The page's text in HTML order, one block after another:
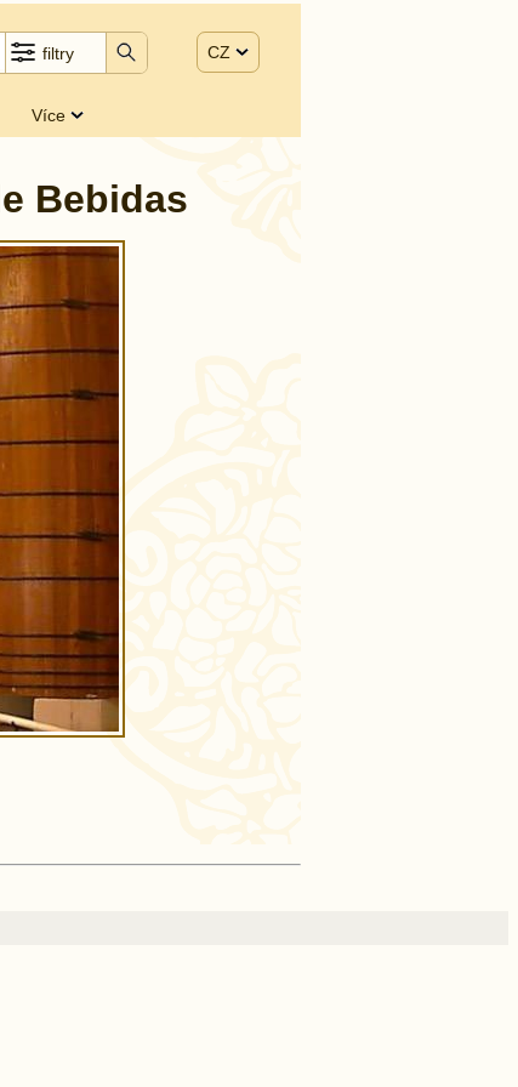
filtry CZ
Více
Bebidas